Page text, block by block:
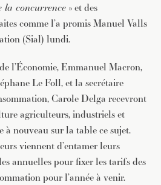
la concurrence » et des
comme l’a promis Manuel Valls
(Sial) lundi.
l’Économie, Emmanuel Macron,
Le Foll, et la secrétaire
Carole Delga recevront
agriculteurs, industriels et
nouveau sur la table ce sujet.
viennent d’entamer leurs
annuelles pour fixer les tarifs des
pour l’année à venir.